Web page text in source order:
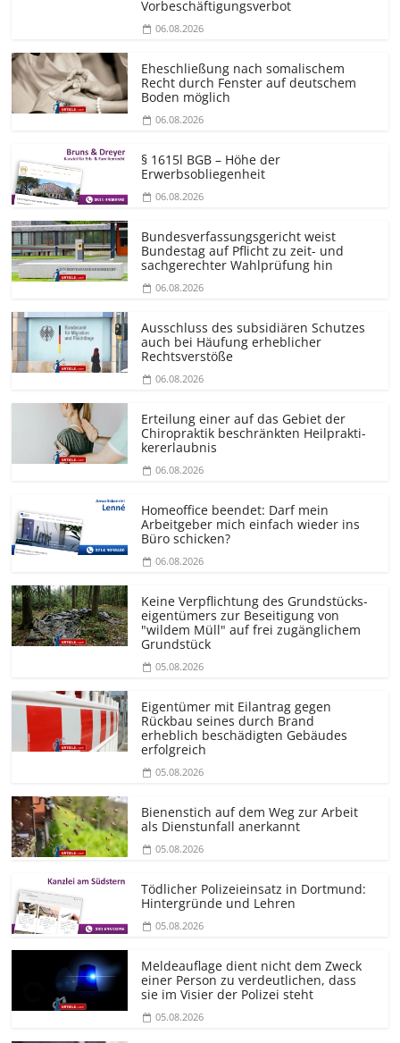
Vorbeschäf­tigungsverbot
06.08.2026
Eheschließung nach somalischem
Recht durch Fenster auf deutschem
Boden möglich
06.08.2026
§ 1615l BGB – Höhe der
Erwerbsobliegenheit
06.08.2026
Bundesver­fassungsgericht weist
Bundestag auf Pflicht zu zeit- und
sachgerechter Wahlprüfung hin
06.08.2026
Ausschluss des subsidiären Schutzes
auch bei Häufung erheblicher
Rechtsverstöße
06.08.2026
Erteilung einer auf das Gebiet der
Chiropraktik beschränkten Heilprakti­
kererlaubnis
06.08.2026
Homeoffice beendet: Darf mein
Arbeitgeber mich einfach wieder ins
Büro schicken?
06.08.2026
Keine Verpflichtung des Grundstücks­
eigentümers zur Beseitigung von
"wildem Müll" auf frei zugänglichem
Grundstück
05.08.2026
Eigentümer mit Eilantrag gegen
Rückbau seines durch Brand
erheblich beschädigten Gebäudes
erfolgreich
05.08.2026
Bienenstich auf dem Weg zur Arbeit
als Dienstunfall anerkannt
05.08.2026
Tödlicher Polizeieinsatz in Dortmund:
Hintergründe und Lehren
05.08.2026
Meldeauflage dient nicht dem Zweck
einer Person zu verdeutlichen, dass
sie im Visier der Polizei steht
05.08.2026